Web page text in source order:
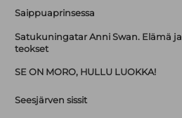
Saippuaprinsessa
Satukuningatar Anni Swan. Elämä ja
teokset
SE ON MORO, HULLU LUOKKA!
Seesjärven sissit